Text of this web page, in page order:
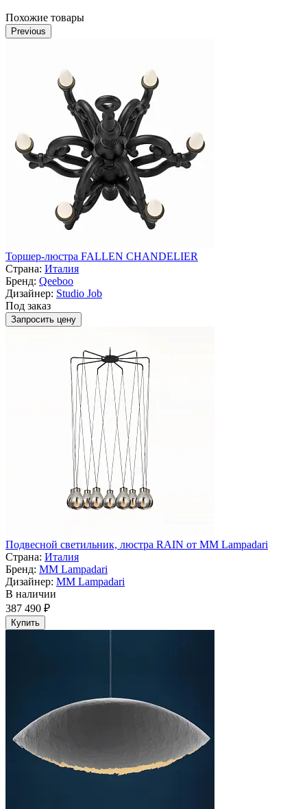
Похожие товары
Previous
Торшер-люстра FALLEN CHANDELIER
Страна: Италия
Бренд: Qeeboo
Дизайнер: Studio Job
Под заказ
Запросить цену
Подвесной светильник, люстра RAIN от MM Lampadari
Страна: Италия
Бренд: MM Lampadari
Дизайнер: MM Lampadari
В наличии
387 490 ₽
Купить